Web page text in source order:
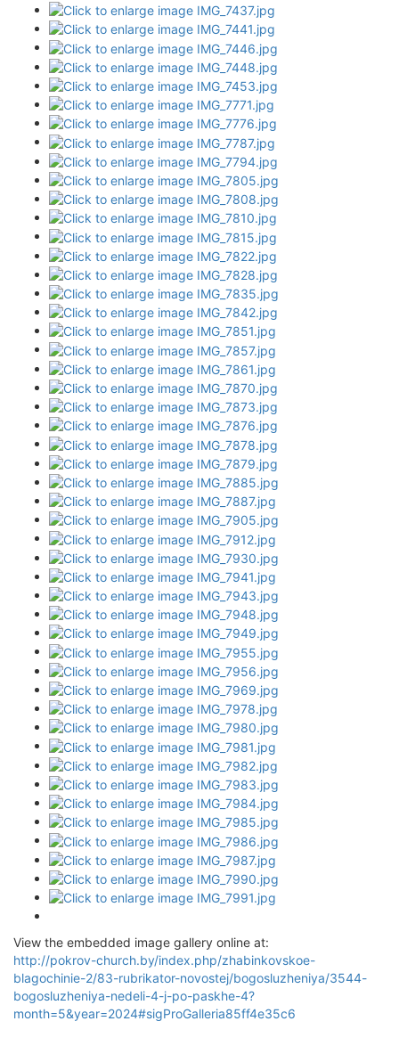
View the embedded image gallery online at:
http://pokrov-church.by/index.php/zhabinkovskoe-
blagochinie-2/83-rubrikator-novostej/bogosluzheniya/3544-
bogosluzheniya-nedeli-4-j-po-paskhe-4?
month=5&year=2024#sigProGalleria85ff4e35c6